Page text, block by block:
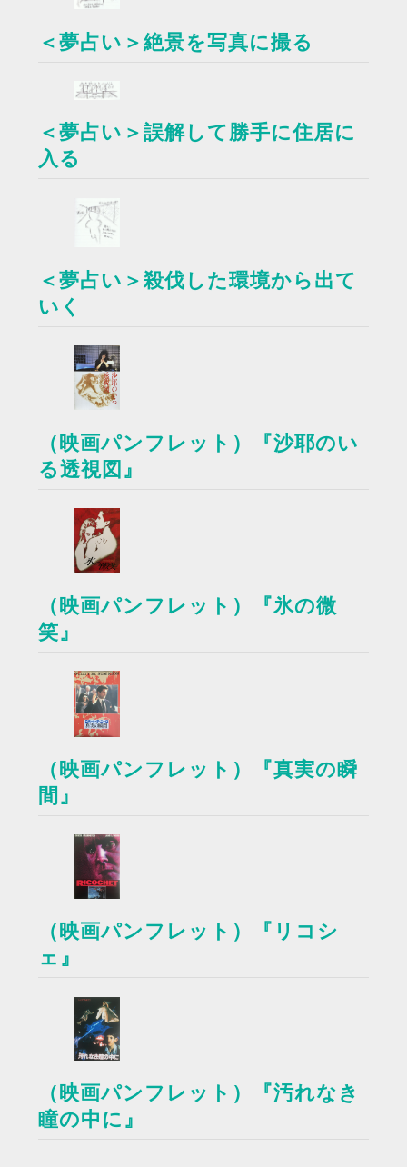
＜夢占い＞絶景を写真に撮る
＜夢占い＞誤解して勝手に住居に
入る
＜夢占い＞殺伐した環境から出て
いく
（映画パンフレット）『沙耶のい
る透視図』
（映画パンフレット）『氷の微
笑』
（映画パンフレット）『真実の瞬
間』
（映画パンフレット）『リコシ
ェ』
（映画パンフレット）『汚れなき
瞳の中に』